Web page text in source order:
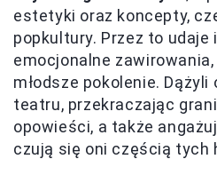
estetyki oraz koncepty,
popkultury. Przez to udaje
emocjonalne
młodsze pokolenie.
teatru, przekraczając
opowieści, a także
czują się oni częścią tych